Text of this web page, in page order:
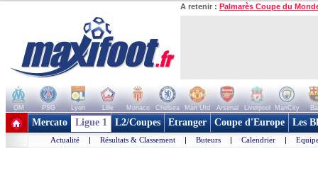
A retenir : Palmarès Coupe du
OM PSG Lyon Lille Monaco Chelsea Man Utd Arsenal Liverpool ManCity
+ de clubs
Mercato Ligue 1 L2/Coupes Etranger Coupe d'Europe Les
Actualité | Résultats & Classement | Buteurs | Calendrier |